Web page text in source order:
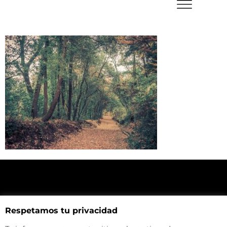
Haz click aquí y mira como llegar a la tienda
Respetamos tu privacidad